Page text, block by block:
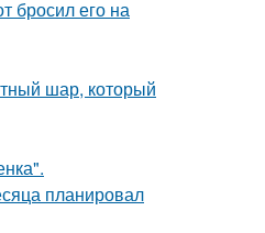
бросил его на
шар, который
планировал